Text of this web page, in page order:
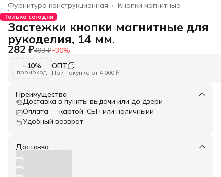
Кнопки магнитные
Фурнитура конструкционная ›
Главная ›
Только сегодня
Застежки кнопки магнитные для
рукоделия, 14 мм.
282 ₽403 ₽−30%
−10%
промокод
ОПТ
При покупке от 4 000 ₽
Преимущества
Доставка в пункты выдачи или до двери
Оплата — картой, СБП или наличными
Удобный возврат
Доставка